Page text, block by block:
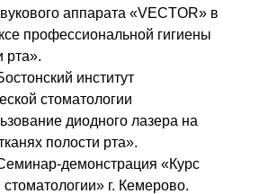
аппарата «VECTOR» в
профессиональной гигиены
рта».
институт
стоматологии
диодного лазера на
полости рта».
демонстрация «Курс
стоматологии» г. Кемерово.